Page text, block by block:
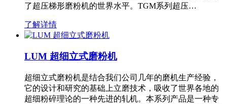
了超压梯形磨粉机的世界水平。TGM系列超压…
了解详情
LUM 超细立式磨粉机
超细立式磨粉机是结合我们公司几年的磨机生产经验，
它的设计和研究的基础上立磨技术，吸收了世界各地的
超细粉碎理论的一种先进的轧机。本系列产品是一种专